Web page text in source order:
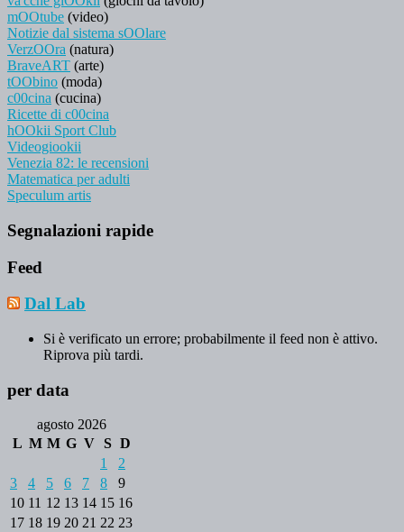
mOOtube (video)
Notizie dal sistema sOOlare
VerzOOra (natura)
BraveART (arte)
tOObino (moda)
c00cina (cucina)
Ricette di c00cina
hOOkii Sport Club
Videogiookii
Venezia 82: le recensioni
Matematica per adulti
Speculum artis
Segnalazioni rapide
Feed
Dal Lab
Si è verificato un errore; probabilmente il feed non è attivo.
Riprova più tardi.
per data
agosto 2026
L M M G V S D
1
2
3
4 5 6 7 8
9
10 11 12 13 14 15 16
17 18 19 20 21 22 23